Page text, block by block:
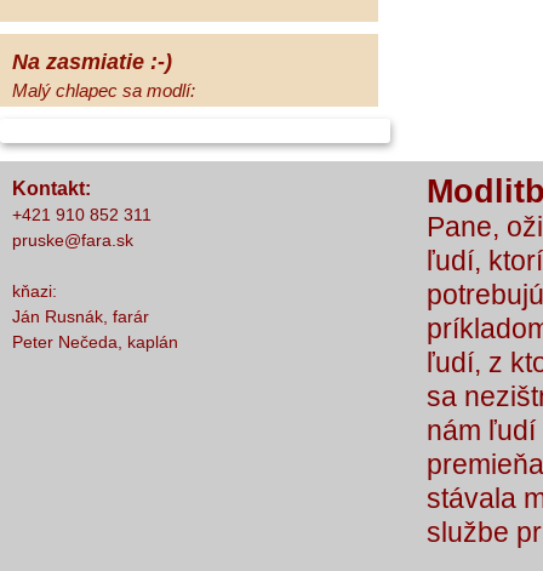
Na zasmiatie :-)
Malý chlapec sa modlí:
mamičku a prosím aj za Teba, Pane Bože,
nič nestalo, lebo čo by sme si bez Teba
počali?
Kontakt:
+421 910 852 311
pruske@fara.sk
kňazi:
Ján Rusnák, farár
Peter Nečeda, kaplán
Pane,
ľudí,
ľudí, z
sa
nám
stávala
službe